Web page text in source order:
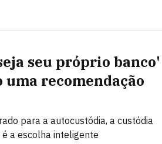
seu próprio banco'
uma recomendação
para a autocustódia, a custódia
a escolha inteligente